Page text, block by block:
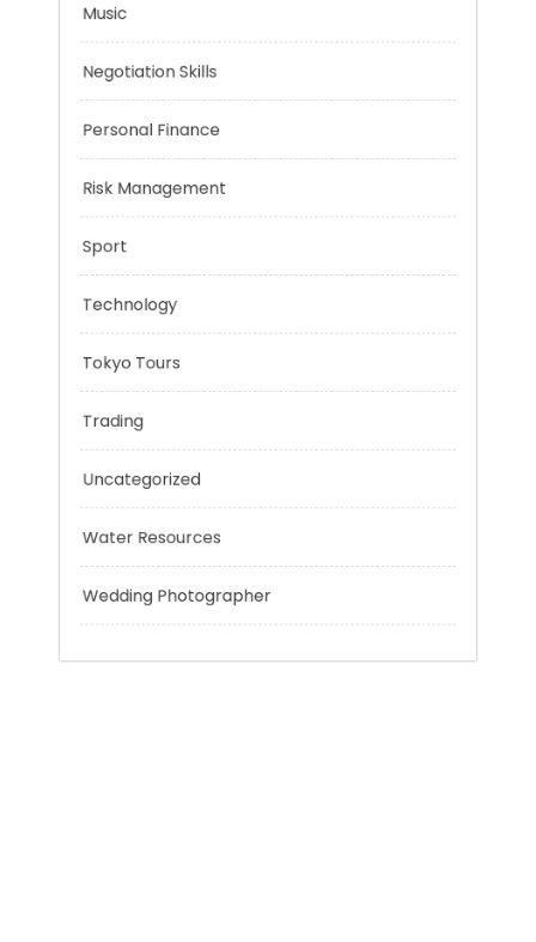
Music
Negotiation Skills
Personal Finance
Risk Management
Technology
Tokyo Tours
Trading